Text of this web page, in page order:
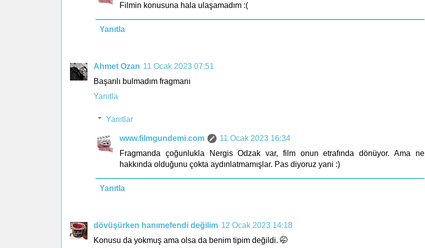
Filmin konusuna hala ulaşamadım :(
Yanıtla
Ahmet Ozan 11 Ocak 2023 07:51
Başarılı bulmadım fragmanı
Yanıtla
Yanıtlar
www.filmgundemi.com
11 Ocak 2023 16:34
Fragmanda çoğunlukla Nergis Odzak var, film onun etrafında dönüyor. Ama ne
hakkında olduğunu çokta aydınlatmamışlar. Pas diyoruz yani :)
Yanıtla
dövüşürken hanımefendi değilim 12 Ocak 2023 14:18
Konusu da yokmuş ama olsa da benim tipim değildi. 🤭